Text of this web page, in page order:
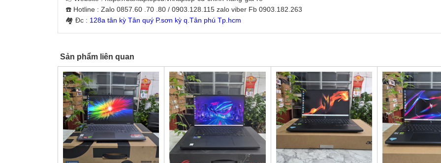
☎️ Hotline : Zalo 0857.60 .70 .80 / 0903.128.115 zalo viber Fb 0903.182.263
🏘 Đc : 128a tân kỳ Tân quý P.sơn kỳ q.Tân phú Tp.hcm
Sản phẩm liên quan